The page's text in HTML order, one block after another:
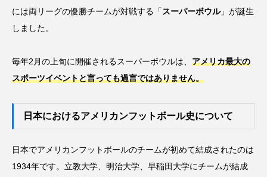
には両リーグの優勝チームが対戦する「 スーパーボウル」が誕生
しました。
毎年2月の上旬に開催されるスーパーボウルは、 アメリカ最大の
スポーツイベントと言っても過言ではありません。
日本におけるアメリカンフットボール史について
日本でアメリカンフットボールのチームが初めて結成されたのは
1934年です。立教大学、明治大学、早稲田大学にチームが結成